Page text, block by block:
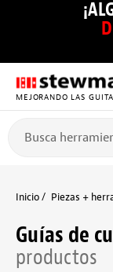
MEJORANDO LAS
Inicio Piezas +
Guías de
productos